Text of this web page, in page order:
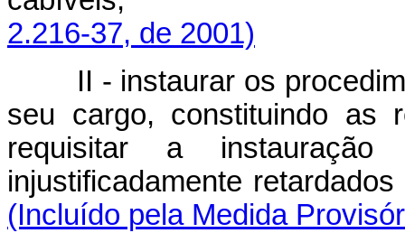
2.216-37, de 2001)
II - instaurar os
seu cargo, constituindo as
requisitar a
injustificadamente
(Incluído pela Medida